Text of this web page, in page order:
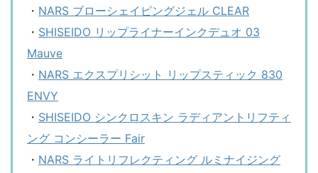
・ NARS ブローシェイピングジェル CLEAR
・ SHISEIDO リップライナーインクデュオ 03
Mauve
・ NARS エクスプリシット リップスティック 830
ENVY
・ SHISEIDO シンクロスキン ラディアントリフティ
ング コンシーラー Fair
・ NARS ライトリフレクティング ルミナイジング